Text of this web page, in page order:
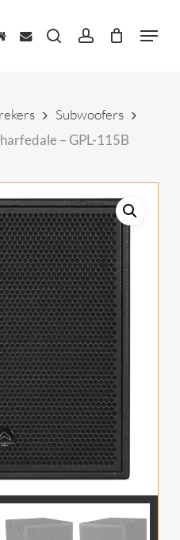
zoekenaccount Menu
Subwoofers
– GPL-115B